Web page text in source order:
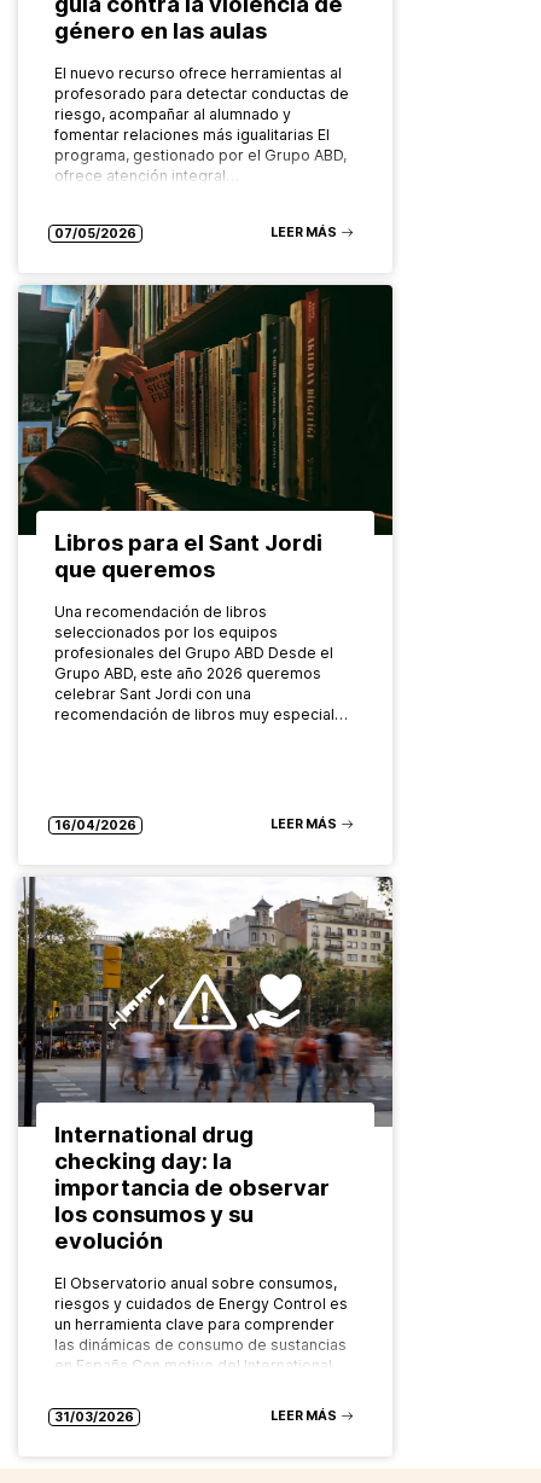
género en las aulas
El nuevo recurso ofrece herramientas al
profesorado para detectar conductas de
riesgo, acompañar al alumnado y
fomentar relaciones más igualitarias El
programa, gestionado por el Grupo ABD,
ofrece atención integral…
07/05/2026 LEER MÁS
Libros para el Sant Jordi
que queremos
Una recomendación de libros
seleccionados por los equipos
profesionales del Grupo ABD Desde el
Grupo ABD, este año 2026 queremos
celebrar Sant Jordi con una
recomendación de libros muy especial…
16/04/2026 LEER MÁS
International drug
checking day: la
importancia de observar
los consumos y su
evolución
El Observatorio anual sobre consumos,
riesgos y cuidados de Energy Control es
un herramienta clave para comprender
las dinámicas de consumo de sustancias
en España Con motivo del International
31/03/2026 LEER MÁS